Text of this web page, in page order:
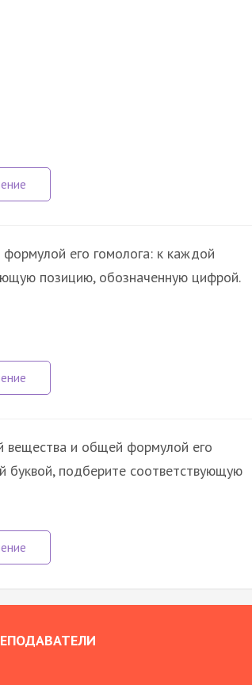
его гомолога: к каждой
позицию, обозначенную цифрой.
вещества и общей формулой его
буквой, подберите соответствующую